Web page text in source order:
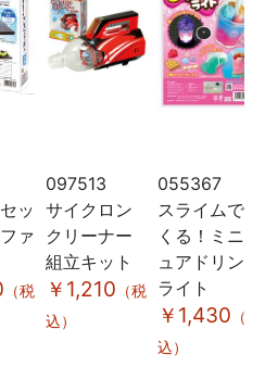
ッ
ァ
（税
097513
サイクロン
クリーナー
組立キット
￥1,210 （税
込）
055367
スライムでつ
くる！ミニチ
ュアドリンク
ライト
￥1,430 （税
込）